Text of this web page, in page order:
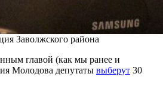
Заволжского района
главой (как мы ранее и
Молодова депутаты выберут 30